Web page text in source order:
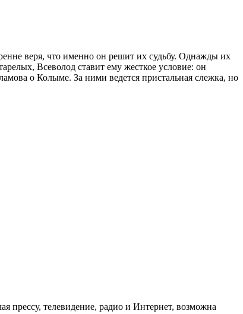
веря, что именно он решит их судьбу. Однажды их
Всеволод ставит ему жесткое условие: он
о Колыме. За ними ведется пристальная слежка, но
телевидение, радио и Интернет, возможна